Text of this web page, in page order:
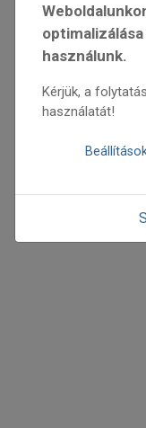
használunk.
Kérjük, a
használatát!